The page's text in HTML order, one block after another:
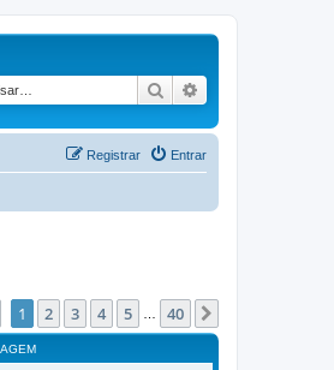
Pesquisar
Entrar
Registrar
Página1 de 40
1 2 3 4 5 40